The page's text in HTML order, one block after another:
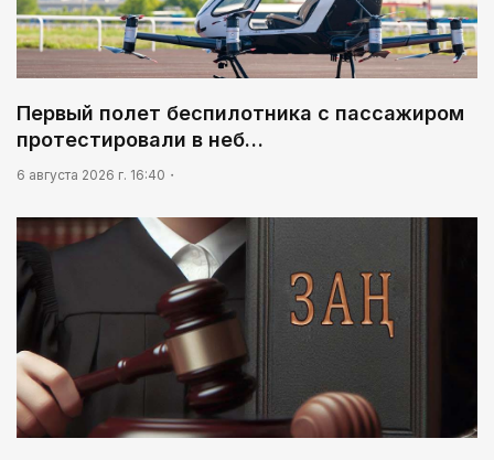
Первый полет беспилотника с пассажиром
протестировали в неб…
6 августа 2026 г. 16:40